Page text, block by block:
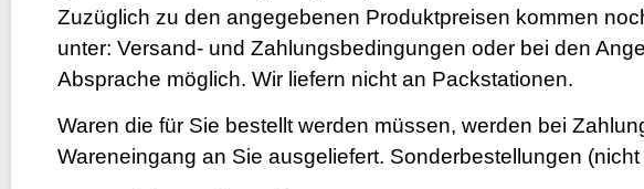
Zuzüglich zu den angegebenen Produktpreisen kommen
unter: Versand- und Zahlungsbedingungen oder bei den
Absprache möglich. Wir liefern nicht an Packstationen.
Waren die für Sie bestellt werden müssen, werden bei
Wareneingang an Sie ausgeliefert. Sonderbestellungen